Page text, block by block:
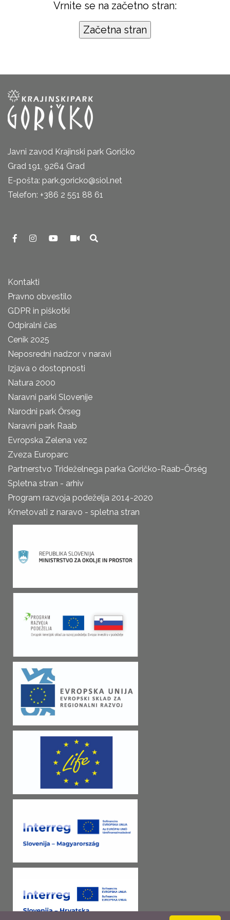
Vrnite se na začetno stran:
Javni zavod Krajinski park Goričko
Grad 191, 9264 Grad
E-pošta: park.goricko@siol.net
Telefon: +386 2 551 88 61
Kontakti
Pravno obvestilo
GDPR in piškotki
Odpiralni čas
Cenik 2025
Neposredni nadzor v naravi
Izjava o dostopnosti
Natura 2000
Naravni parki Slovenije
Narodni park Őrseg
Naravni park Raab
Evropska Zelena vez
Zveza Europarc
Partnerstvo Trideželnega parka Goričko-Raab-Őrség
Spletna stran - arhiv
Program razvoja podeželja 2014-2020
Kmetovati z naravo - spletna stran